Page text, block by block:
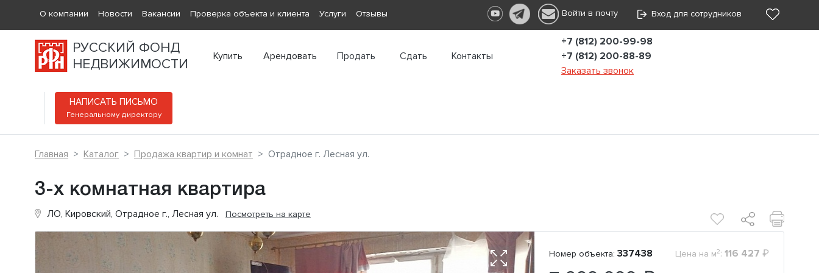
О компании Новости Вакансии Проверка объекта и клиента Услуги Отзывы Войти в почту Вход для сотрудников
РУССКИЙ ФОНД
НЕДВИЖИМОСТИ
Купить Арендовать Продать Сдать Контакты
+7 (812) 200-99-98
+7 (812) 200-88-89
Заказать звонок
НАПИСАТЬ ПИСЬМО
Генеральному директору
Главная Каталог Продажа квартир и комнат Отрадное г. Лесная ул.
3-х комнатная квартира
ЛО, Кировский, Отрадное г., Лесная ул. Посмотреть на карте
Номер объекта: 337438 Цена на м2: 116 427 ₽